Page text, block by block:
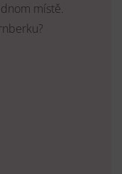
místě.